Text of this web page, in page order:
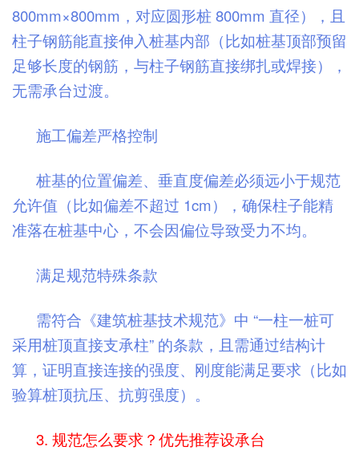
800mm×800mm，对应圆形桩 800mm 直径），且
柱子钢筋能直接伸入桩基内部（比如桩基顶部预留
足够长度的钢筋，与柱子钢筋直接绑扎或焊接），
无需承台过渡。
施工偏差严格控制
桩基的位置偏差、垂直度偏差必须远小于规范
允许值（比如偏差不超过 1cm），确保柱子能精
准落在桩基中心，不会因偏位导致受力不均。
满足规范特殊条款
需符合《建筑桩基技术规范》中 “一柱一桩可
采用桩顶直接支承柱” 的条款，且需通过结构计
算，证明直接连接的强度、刚度能满足要求（比如
验算桩顶抗压、抗剪强度）。
3. 规范怎么要求？优先推荐设承台